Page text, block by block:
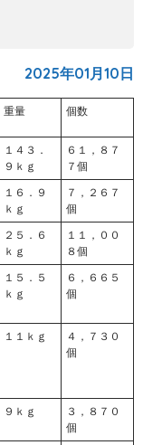
2025年01月10日
重量 個数
１４３．
９ｋｇ
６１，８７
７個
１６．９
ｋｇ
７，２６７
個
２５．６
ｋｇ
１１，００
８個
１５．５
ｋｇ
６，６６５
個
１１ｋｇ
４，７３０
個
９ｋｇ
３，８７０
個